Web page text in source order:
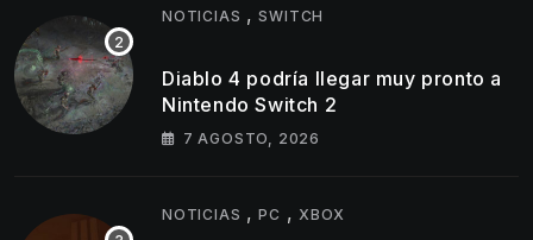
NOTICIAS ,SWITCH
Diablo 4 podría llegar muy pronto a
Nintendo Switch 2
7 AGOSTO, 2026
NOTICIAS ,PC , XBOX